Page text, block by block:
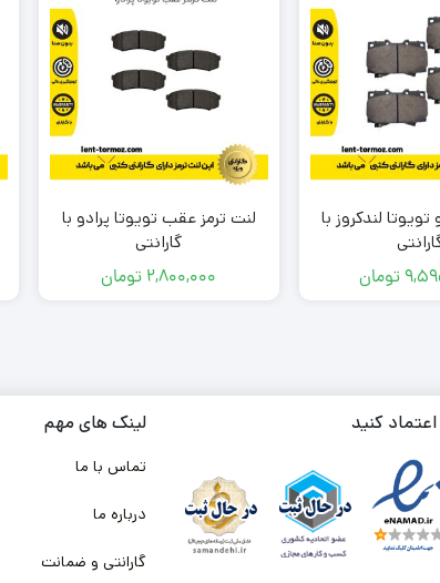
لندکروز با
تومان
لنت ترمز عقب تویوتا پرادو با
گارانتی
2,800,000 تومان
کنید لینک های مهم
تماس با ما
درباره ما
گارانتی و ضمانت